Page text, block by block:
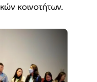
κοινοτήτων.